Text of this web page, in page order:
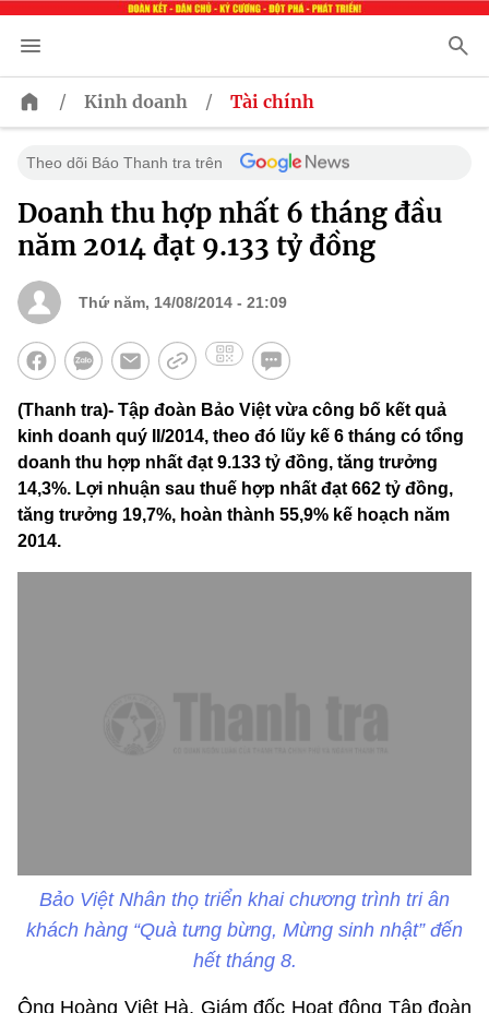
/ Kinh doanh / Tài chính
Theo dõi Báo Thanh tra trên
Doanh thu hợp nhất 6 tháng đầu
năm 2014 đạt 9.133 tỷ đồng
Thứ năm, 14/08/2014 - 21:09
(Thanh tra)- Tập đoàn Bảo Việt vừa công bố kết quả
kinh doanh quý II/2014, theo đó lũy kế 6 tháng có tổng
doanh thu hợp nhất đạt 9.133 tỷ đồng, tăng trưởng
14,3%. Lợi nhuận sau thuế hợp nhất đạt 662 tỷ đồng,
tăng trưởng 19,7%, hoàn thành 55,9% kế hoạch năm
2014.
Bảo Việt Nhân thọ triển khai chương trình tri ân
khách hàng “Quà tưng bừng, Mừng sinh nhật” đến
hết tháng 8.
Ông Hoàng Việt Hà, Giám đốc Hoạt động Tập đoàn